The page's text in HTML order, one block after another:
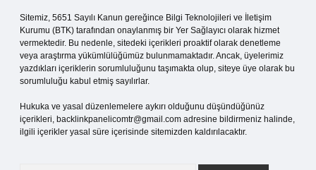
Sitemiz, 5651 Sayılı Kanun gereğince Bilgi Teknolojileri ve İletişim
Kurumu (BTK) tarafından onaylanmış bir Yer Sağlayıcı olarak hizmet
vermektedir. Bu nedenle, sitedeki içerikleri proaktif olarak denetleme
veya araştırma yükümlülüğümüz bulunmamaktadır. Ancak, üyelerimiz
yazdıkları içeriklerin sorumluluğunu taşımakta olup, siteye üye olarak bu
sorumluluğu kabul etmiş sayılırlar.
Hukuka ve yasal düzenlemelere aykırı olduğunu düşündüğünüz
içerikleri, backlinkpanelicomtr@gmail.com adresine bildirmeniz halinde,
ilgili içerikler yasal süre içerisinde sitemizden kaldırılacaktır.